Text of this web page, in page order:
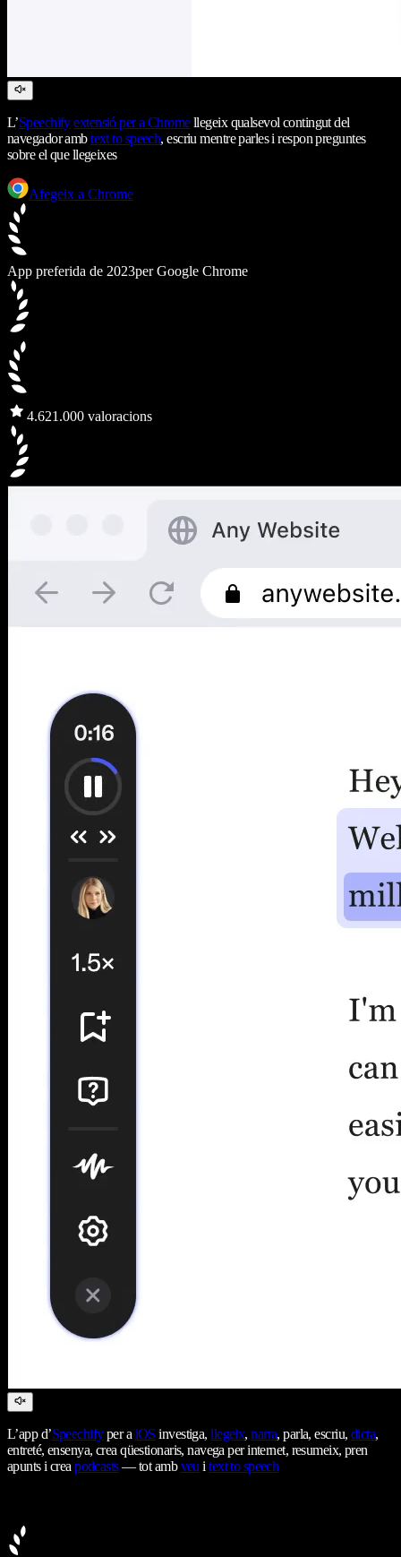
L’Speechify extensió per a Chromellegeix qualsevol contingut del
navegador ambtext to speech, escriu mentre parles i respon preguntes
sobre el que llegeixes
Afegeix a Chrome
App preferida de 2023per Google Chrome
4.621.000 valoracions
L’app d’Speechifyper aiOS investiga,llegeix,narra, parla, escriu, dicta,
entreté, ensenya, crea qüestionaris, navega per internet, resumeix, pren
apunts i creapodcasts— tot ambveuitext to speech